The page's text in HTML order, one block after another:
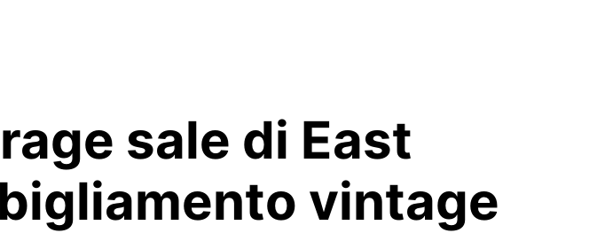
sale di East
vintage